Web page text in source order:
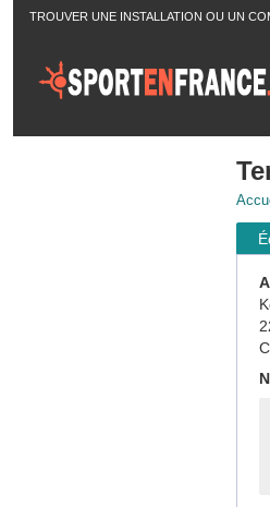
TROUVER UNE INSTALLATION OU UN